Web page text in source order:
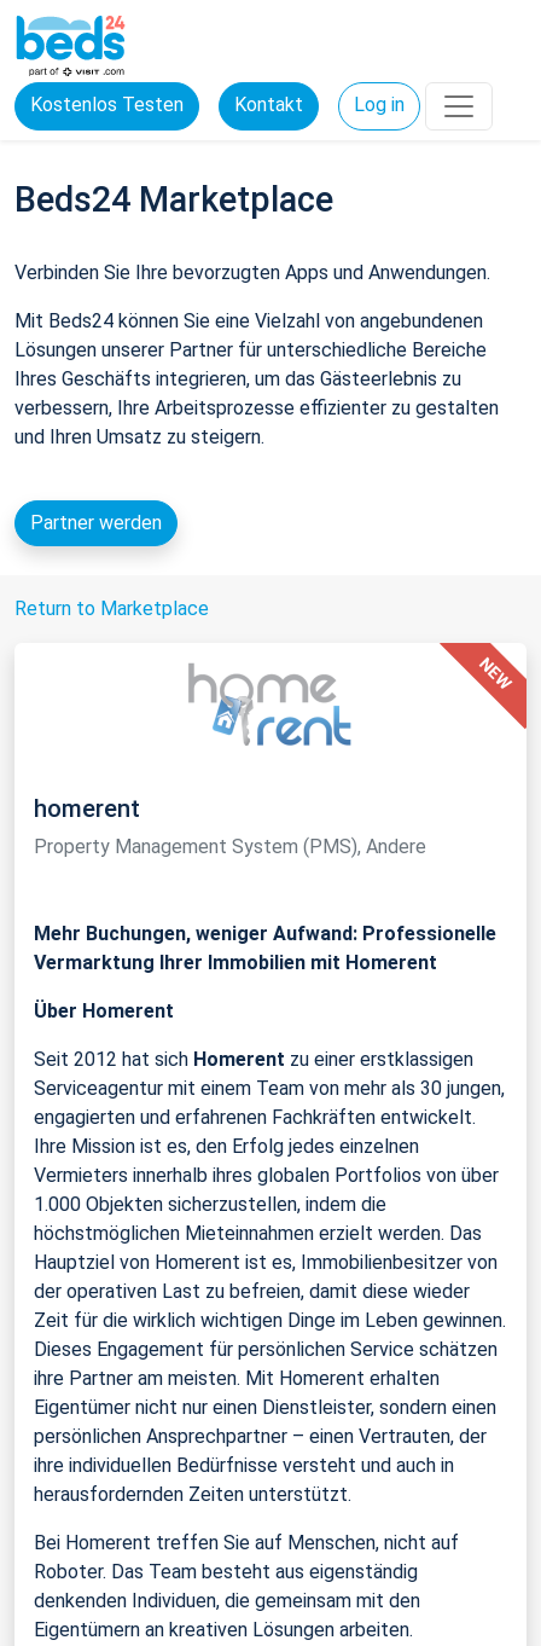
Kostenlos Testen Kontakt Log in
Beds24 Marketplace
Verbinden Sie Ihre bevorzugten Apps und Anwendungen.
Mit Beds24 können Sie eine Vielzahl von angebundenen
Lösungen unserer Partner für unterschiedliche Bereiche
Ihres Geschäfts integrieren, um das Gästeerlebnis zu
verbessern, Ihre Arbeitsprozesse effizienter zu gestalten
und Ihren Umsatz zu steigern.
Partner werden
Return to Marketplace
homerent
Property Management System (PMS), Andere
Mehr Buchungen, weniger Aufwand: Professionelle
Vermarktung Ihrer Immobilien mit Homerent
Über Homerent
Seit 2012 hat sich Homerent zu einer erstklassigen
Serviceagentur mit einem Team von mehr als 30 jungen,
engagierten und erfahrenen Fachkräften entwickelt.
Ihre Mission ist es, den Erfolg jedes einzelnen
Vermieters innerhalb ihres globalen Portfolios von über
1.000 Objekten sicherzustellen, indem die
höchstmöglichen Mieteinnahmen erzielt werden. Das
Hauptziel von Homerent ist es, Immobilienbesitzer von
der operativen Last zu befreien, damit diese wieder
Zeit für die wirklich wichtigen Dinge im Leben gewinnen.
Dieses Engagement für persönlichen Service schätzen
ihre Partner am meisten. Mit Homerent erhalten
Eigentümer nicht nur einen Dienstleister, sondern einen
persönlichen Ansprechpartner – einen Vertrauten, der
ihre individuellen Bedürfnisse versteht und auch in
herausfordernden Zeiten unterstützt.
Bei Homerent treffen Sie auf Menschen, nicht auf
Roboter. Das Team besteht aus eigenständig
denkenden Individuen, die gemeinsam mit den
Eigentümern an kreativen Lösungen arbeiten.